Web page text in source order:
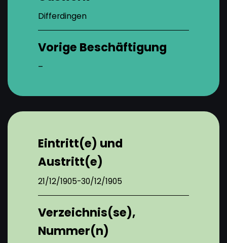
Differdingen
Vorige Beschäftigung
–
Eintritt(e) und
Austritt(e)
21/12/1905-30/12/1905
Verzeichnis(se),
Nummer(n)